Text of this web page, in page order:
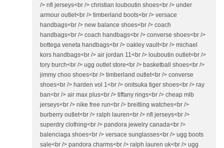
/> nfl jerseys<br /> christian louboutin shoes<br /> under
armour outlet<br /> timberland boots<br /> versace
handbags<br /> new balance shoes<br /> coach
handbags<br /> coach handbags<br /> converse shoes<br />
bottega veneta handbags<br /> oakley vault<br /> michael
kors handbags<br /> air jordan 11<br /> louboutin outlet<br />
tory burch<br /> ugg outlet store<br /> basketball shoes<br />
jimmy choo shoes<br /> timberland outlet<br /> converse
shoes<br /> harden vol 1<br /> onitsuka tiger shoes<br /> ray
ban<br /> air max plus<br /> tiffany rings<br /> cheap mlb
jerseys<br /> nike free run<br /> breitling watches<br />
burberry outlet<br /> ralph lauren<br /> nfl jerseys<br />
superdry clothing<br /> pandora jewelry canada<br />
balenciaga shoes<br /> versace sunglasses<br /> ugg boots
sale<br /> pandora charms<br /> ralph lauren uk<br /> ugg